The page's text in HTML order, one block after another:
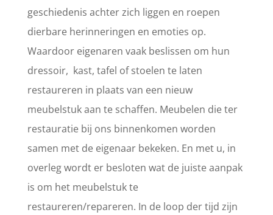
geschiedenis achter zich liggen en roepen
dierbare herinneringen en emoties op.
Waardoor eigenaren vaak beslissen om hun
dressoir, kast, tafel of stoelen te laten
restaureren in plaats van een nieuw
meubelstuk aan te schaffen. Meubelen die ter
restauratie bij ons binnenkomen worden
samen met de eigenaar bekeken. En met u, in
overleg wordt er besloten wat de juiste aanpak
is om het meubelstuk te
restaureren/repareren. In de loop der tijd zijn